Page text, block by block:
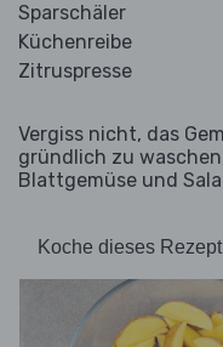
Sparschäler
Küchenreibe
Zitruspresse
Vergiss nicht, das
gründlich zu
Blattgemüse und
Koche dieses